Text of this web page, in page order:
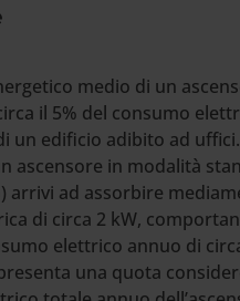
medio di un
il 5% del consumo
un edificio adibito ad uffici.
ascensore in modalità
arrivi ad assorbire
di circa 2 kW,
elettrico annuo di
una quota